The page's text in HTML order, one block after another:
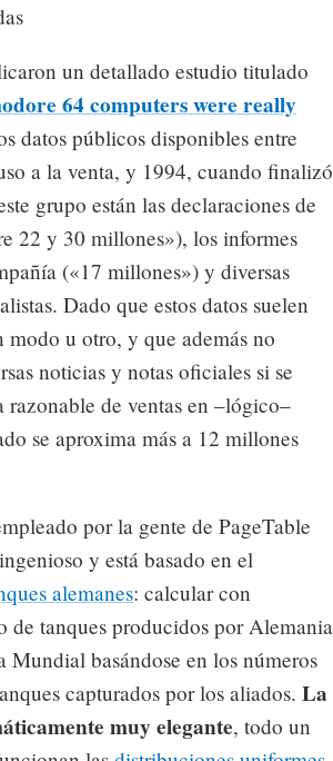
un detallado estudio titulado
64 computers were really
datos públicos disponibles entre
a la venta, y 1994, cuando finalizó
grupo están las declaraciones de
22 y 30 millones»), los informes
(«17 millones») y diversas
Dado que estos datos suelen
modo u otro, y que además no
noticias y notas oficiales si se
razonable de ventas en –lógico–
se aproxima más a 12 millones
por la gente de PageTable
y está basado en el
alemanes: calcular con
de tanques producidos por Alemania
Mundial basándose en los números
capturados por los aliados. La
muy elegante, todo un